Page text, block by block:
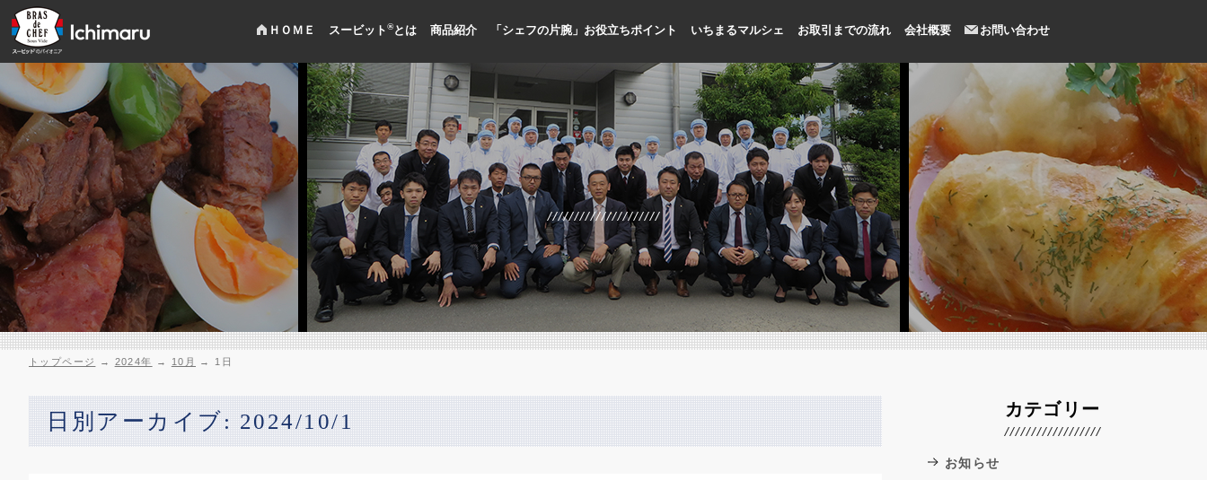
ＨＯＭＥ スービット®とは 商品紹介 「シェフの片腕」お役立ちポイント
人手不足に貢献
メニューの標準化、品質向上
プロ専門の商品開発
国内加工による品質管理
お客様目線のメニュー提案
いちまるマルシェ お取引までの流れ 会社概要 お問い合わせ
トップページ → 2024年 → 10月 → 1日
日別アーカイブ: 2024/10/1 カテゴリー
お知らせ